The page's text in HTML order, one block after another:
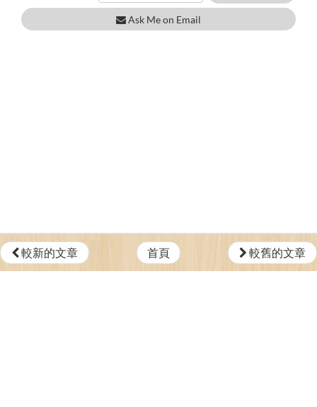
Ask Me on Email
較新的文章 首頁 較舊的文章